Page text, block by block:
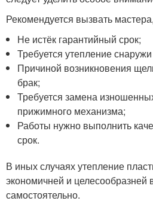
Рекомендуется вызвать
Не истёк гарантийный срок;
Требуется утепление
Причиной возникновения
брак;
Требуется замена
прижимного механизма;
Работы нужно выполнить
срок.
В иных случаях утепление
экономичней и целесообразней
самостоятельно.